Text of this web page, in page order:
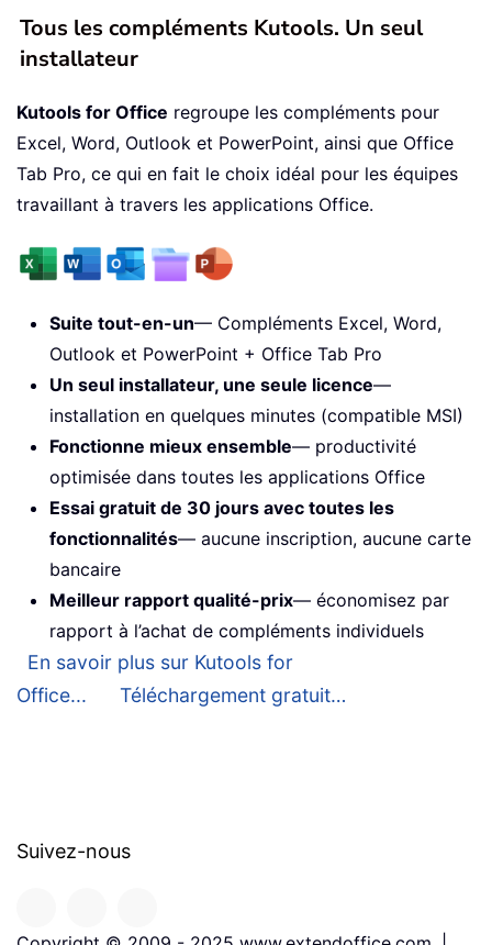
Tous les compléments Kutools. Un seul
installateur
Kutools for Office regroupe les compléments pour
Excel, Word, Outlook et PowerPoint, ainsi que Office
Tab Pro, ce qui en fait le choix idéal pour les équipes
travaillant à travers les applications Office.
Suite tout-en-un— Compléments Excel, Word,
Outlook et PowerPoint + Office Tab Pro
Un seul installateur, une seule licence—
installation en quelques minutes (compatible MSI)
Fonctionne mieux ensemble— productivité
optimisée dans toutes les applications Office
Essai gratuit de 30 jours avec toutes les
fonctionnalités— aucune inscription, aucune carte
bancaire
Meilleur rapport qualité-prix— économisez par
rapport à l’achat de compléments individuels
En savoir plus sur Kutools for
Office...
Téléchargement gratuit…
Suivez-nous